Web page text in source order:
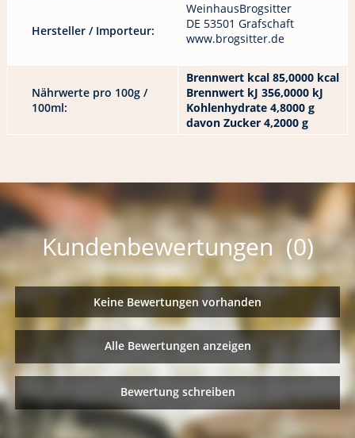
Hersteller / Importeur:
WeinhausBrogsitter
DE 53501 Grafschaft
www.brogsitter.de
Nährwerte pro 100g /
100ml:
Brennwert kcal 85,0000 kcal
Brennwert kJ 356,0000 kJ
Kohlenhydrate 4,8000 g
davon Zucker 4,2000 g
Kundenbewertungen (0)
Keine Bewertungen vorhanden
Alle Bewertungen anzeigen
Bewertung schreiben